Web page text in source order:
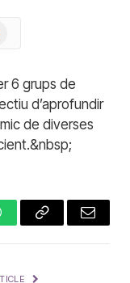
6 grups de
d’aprofundir
de diverses
Copy
Email